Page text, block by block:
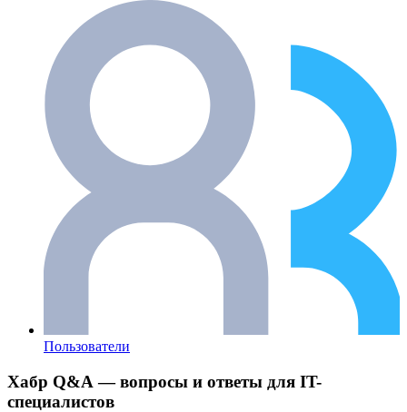
Пользователи
Хабр Q&A — вопросы и ответы для IT-
специалистов